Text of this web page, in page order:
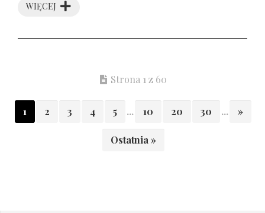
WIĘCEJ
Strona 1 z 60
1 2 3 4 5 ... 10 20 30 ... »
Ostatnia »